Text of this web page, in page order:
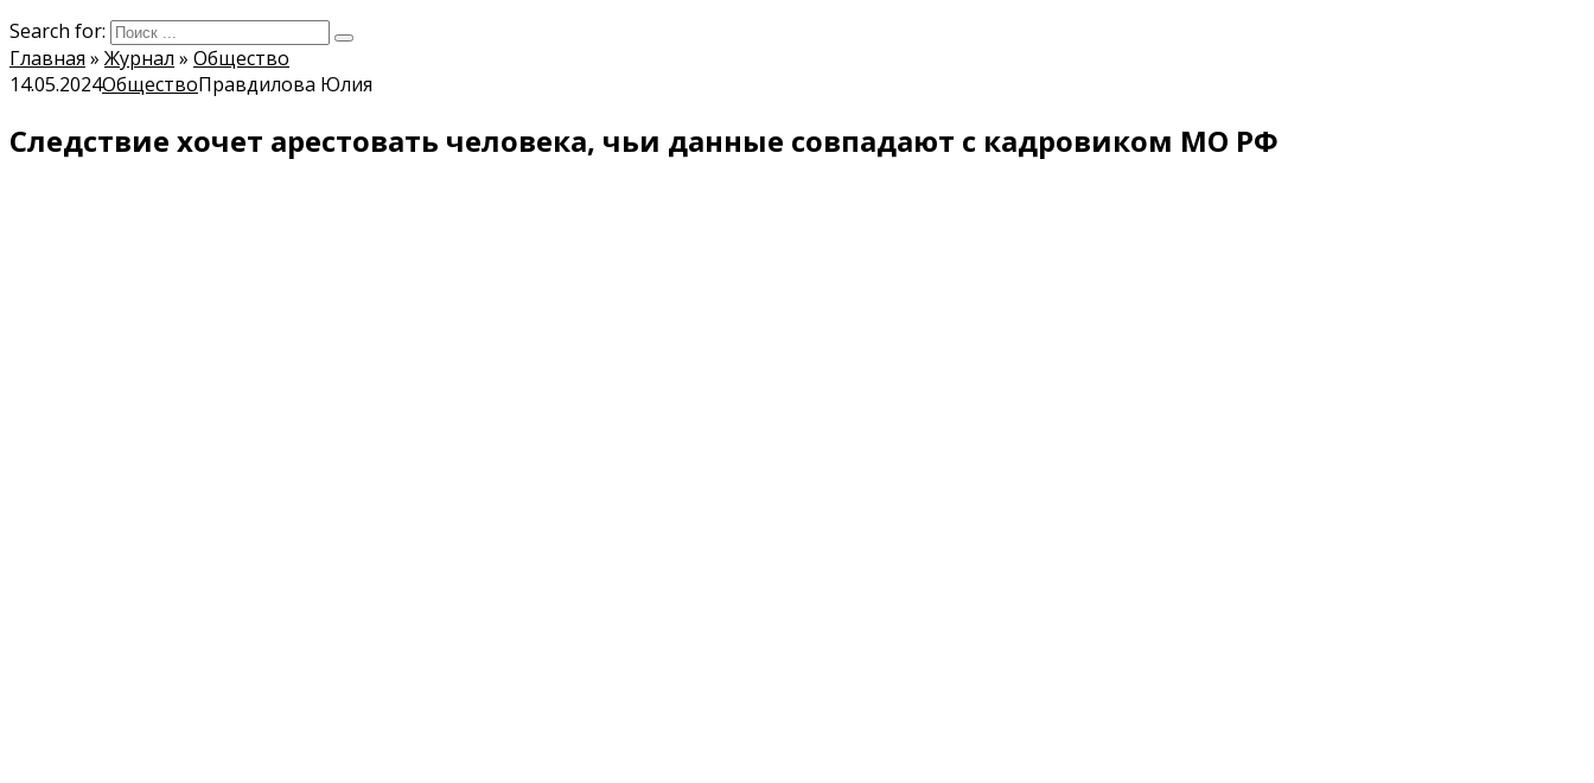
Search for:
Главная » Журнал » Общество
14.05.2024ОбществоПравдилова Юлия
Следствие хочет арестовать человека, чьи данные совпадают с кадровиком МО РФ